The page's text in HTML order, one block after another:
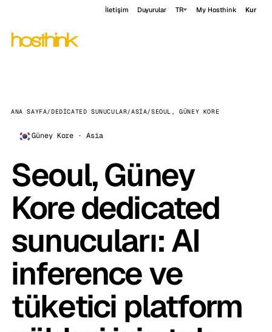
İletişim Duyurular TR My Hosthink Kur
ANA SAYFA/DEDICATED SUNUCULAR/ASIA/SEOUL, GÜNEY KORE
Güney Kore · Asia
Seoul, Güney
Kore dedicated
sunucuları: AI
inference ve
tüketici platform